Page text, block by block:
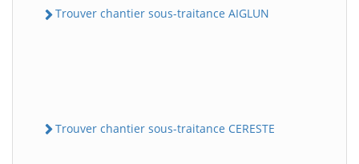
Trouver chantier sous-traitance AIGLUN
Trouver chantier sous-traitance CERESTE